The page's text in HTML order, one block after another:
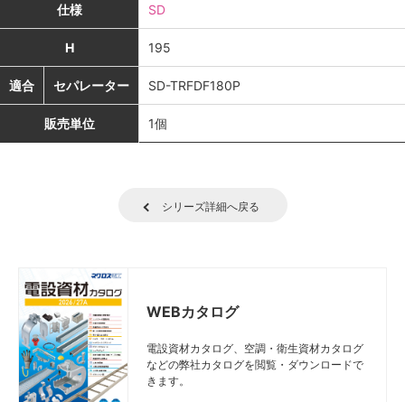
仕様
SD
H 195
適合 セパレーター SD-TRFDF180P
販売単位 1個
シリーズ詳細へ戻る
WEBカタログ
電設資材カタログ、空調・衛生資材カタログ
などの弊社カタログを閲覧・ダウンロードで
きます。